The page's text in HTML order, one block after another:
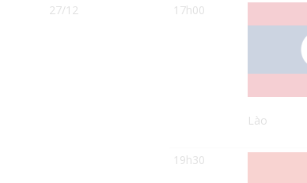
27/12 17h00
Lào
19h30